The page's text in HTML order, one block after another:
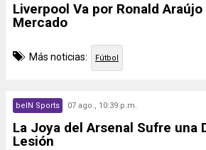
Liverpool Va por Ronald
Mercado
Más noticias: Fútbol
beIN Sports 07 ago., 10:39 p.m.
La Joya del Arsenal Sufre una
Lesión